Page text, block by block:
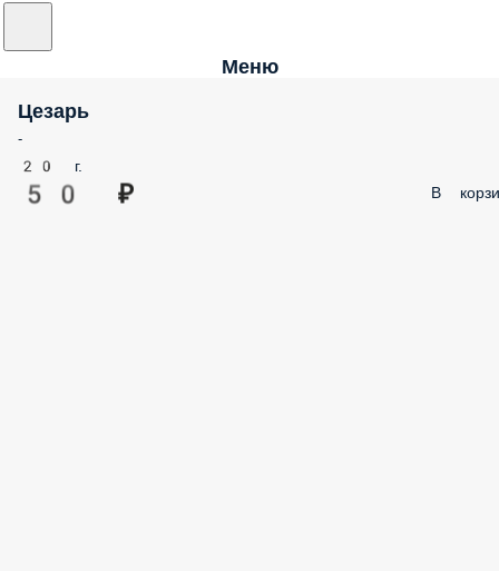
Меню
Цезарь
-
20 г.
50 ₽ В